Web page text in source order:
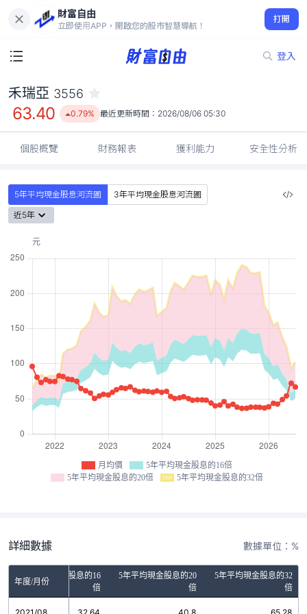
財富自由
立即使用APP，開啟您的股市智慧導航！
打開
登入
63.40
0.79%
禾瑞亞 3556
63.40 0.79% 最近更新時間： 2026/08/06 05:30
個股概覽 財務報表 獲利能力 安全性分析
5年平均現金股息河流圖
3年平均現金股息河流圖
近5年
月均價
5年平均現金股息的16倍
5年平均現金股息的20倍
5年平均現金股息的32倍
詳細數據 數據單位：%
年度/月份
5年平均現金股息的16
倍
5年平均現金股息的20
倍
5年平均現金股息的32
倍